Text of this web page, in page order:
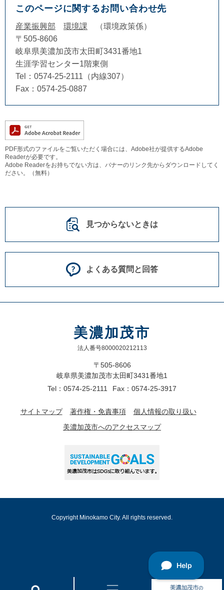
このページに関するお問い合わせ先
産業振興部 環境課
環境政策係
〒505-8606
岐阜県美濃加茂市太田町3431番地1
生涯学習センター1階東側
Tel：0574-25-2111（内線307）
Fax：0574-25-0887
PDF形式のファイルをご覧いただく場合には、Adobe社が提供するAdobe
Readerが必要です。
Adobe Readerをお持ちでない方は、バナーのリンク先からダウンロードしてく
ださい。（無料）
見つからないときは
よくある質問と回答
美濃加茂市
法人番号8000020212113
〒505-8606
岐阜県美濃加茂市太田町3431番地1
Tel：0574-25-2111
Fax：0574-25-3917
サイトマップ 著作権・免責事項
個人情報の取り扱い
美濃加茂市へのアクセスマップ
Copyright Minokamo City. All rights reserved.